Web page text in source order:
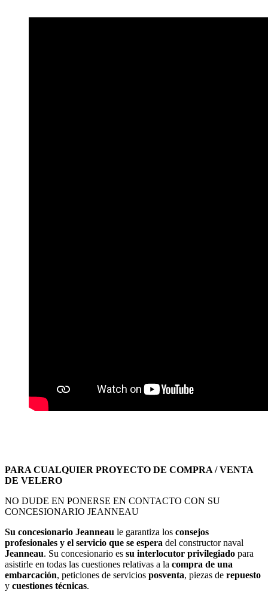
PARA CUALQUIER PROYECTO DE COMPRA / VENTA
DE VELERO
NO DUDE EN PONERSE EN CONTACTO CON SU
CONCESIONARIO JEANNEAU
Su concesionario Jeanneau le garantiza los consejos
profesionales y el servicio que se espera del constructor naval
Jeanneau. Su concesionario es su interlocutor privilegiado para
asistirle en todas las cuestiones relativas a la compra de una
embarcación, peticiones de servicios posventa, piezas de repuesto
y cuestiones técnicas.